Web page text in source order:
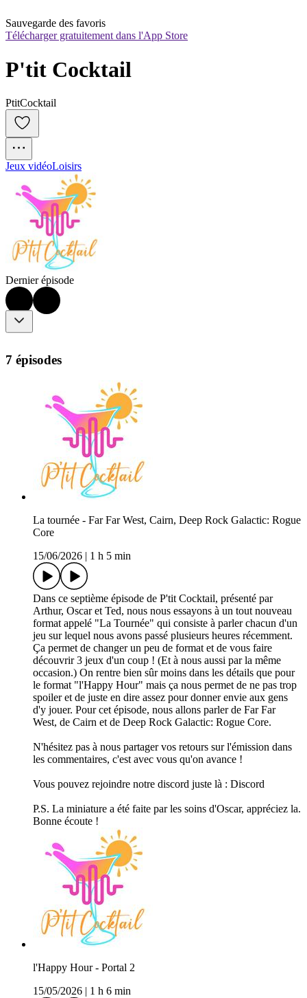
Sauvegarde des favoris
Télécharger gratuitement dans l'App Store
P'tit Cocktail
PtitCocktail
Jeux vidéoLoisirs
Dernier épisode
7 épisodes
La tournée - Far Far West, Cairn, Deep Rock Galactic: Rogue
Core
15/06/2026
1 h 5 min
Dans ce septième épisode de P'tit Cocktail, présenté par
Arthur, Oscar et Ted, nous nous essayons à un tout nouveau
format appelé "La Tournée" qui consiste à parler chacun d'un
jeu sur lequel nous avons passé plusieurs heures récemment.
Ça permet de changer un peu de format et de vous faire
découvrir 3 jeux d'un coup ! (Et à nous aussi par la même
occasion.) On rentre bien sûr moins dans les détails que pour
le format "l'Happy Hour" mais ça nous permet de ne pas trop
spoiler et de juste en dire assez pour donner envie aux gens
d'y jouer. Pour cet épisode, nous allons parler de Far Far
West, de Cairn et de Deep Rock Galactic: Rogue Core.
N'hésitez pas à nous partager vos retours sur l'émission dans
les commentaires, c'est avec vous qu'on avance !
Vous pouvez rejoindre notre discord juste là : ⁠⁠⁠Discord⁠
P.S. La miniature a été faite par les soins d'Oscar, appréciez la.
Bonne écoute !
l'Happy Hour - Portal 2
15/05/2026
1 h 6 min